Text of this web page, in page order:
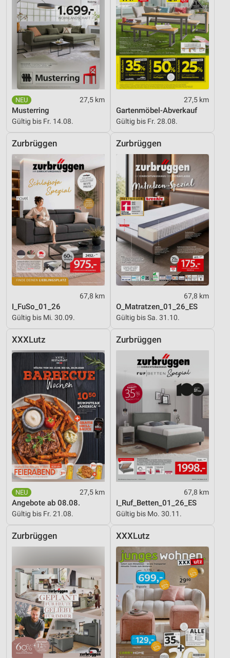
27,5 km
Musterring
Gültig bis Fr. 14.08.
27,5 km
Gartenmöbel-Abverkauf
Gültig bis Fr. 28.08.
Zurbrüggen
67,8 km
I_FuSo_01_26
Gültig bis Mi. 30.09.
Zurbrüggen
67,8 km
O_Matratzen_01_26_ES
Gültig bis Sa. 31.10.
XXXLutz
27,5 km
Angebote ab 08.08.
Gültig bis Fr. 21.08.
Zurbrüggen
67,8 km
I_Ruf_Betten_01_26_ES
Gültig bis Mo. 30.11.
Zurbrüggen XXXLutz